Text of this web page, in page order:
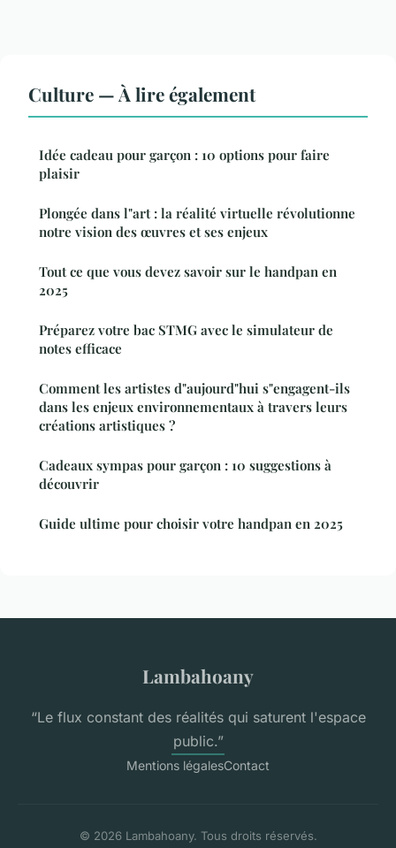
Culture — À lire également
Idée cadeau pour garçon : 10 options pour faire
plaisir
Plongée dans l"art : la réalité virtuelle révolutionne
notre vision des œuvres et ses enjeux
Tout ce que vous devez savoir sur le handpan en
2025
Préparez votre bac STMG avec le simulateur de
notes efficace
Comment les artistes d"aujourd"hui s"engagent-ils
dans les enjeux environnementaux à travers leurs
créations artistiques ?
Cadeaux sympas pour garçon : 10 suggestions à
découvrir
Guide ultime pour choisir votre handpan en 2025
Lambahoany
“Le flux constant des réalités qui saturent l'espace
public.”
Mentions légalesContact
© 2026 Lambahoany. Tous droits réservés.